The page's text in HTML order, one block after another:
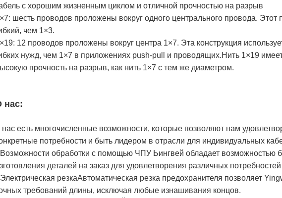
с хорошим жизненным циклом и отличной прочностью на разрыв
шесть проводов проложены вокруг одного центрального провода. Этот
чем 1×3.
12 проводов проложены вокруг центра 1×7. Эта конструкция
нужд, чем 1×7 в приложениях push-pull и проводящих.Нить 1×19
прочность на разрыв, как нить 1×7 с тем же диаметром.
нас:
нас есть многочисленные возможности, которые позволяют нам
потребности и быть лидером в отрасли для индивидуальных
обработки с помощью ЧПУ Ьингвей обладает возможностью
деталей на заказ для удовлетворения различных
резкаАвтоматическая резка предохранителя позволяет
требований длины, исключая любые изнашивания концов.